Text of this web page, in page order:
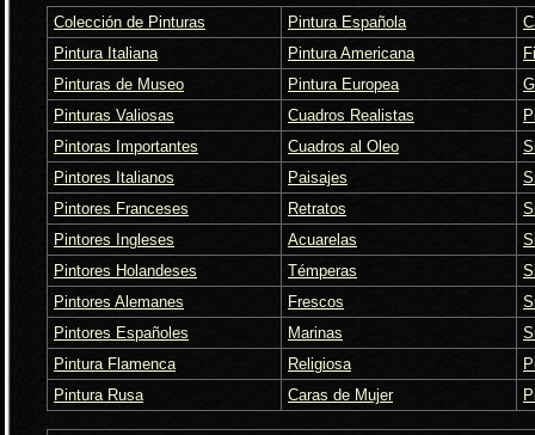
Colección de Pinturas Pintura Española
Pintura Italiana
Pintura Americana
Pinturas de Museo
Pintura Europea
Pinturas Valiosas
Cuadros Realistas
Pintoras Importantes
Cuadros al Oleo
Pintores Italianos
Paisajes
Pintores Franceses
Retratos
Pintores Ingleses
Acuarelas
Pintores Holandeses
Témperas
Pintores Alemanes
Frescos
Pintores Españoles
Marinas
Pintura Flamenca
Religiosa
Pintura Rusa
Caras de Mujer